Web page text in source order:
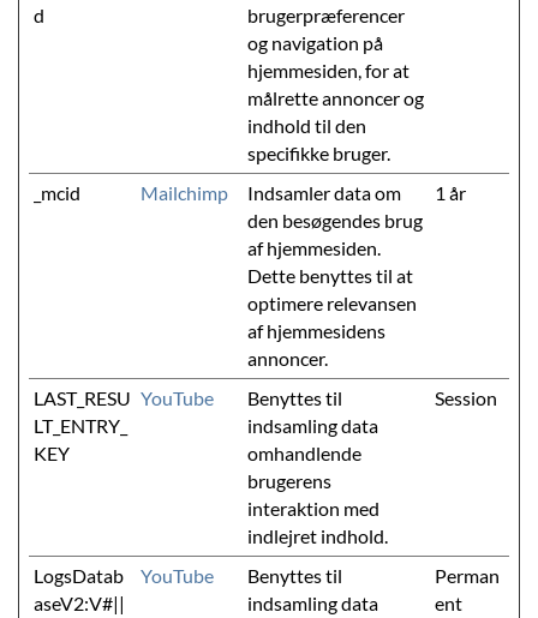
d
brugerpræferencer
og navigation på
hjemmesiden, for at
målrette annoncer og
indhold til den
specifikke bruger.
_mcid Mailchimp
Indsamler data om
den besøgendes brug
af hjemmesiden.
Dette benyttes til at
optimere relevansen
af hjemmesidens
annoncer.
1 år
LAST_RESU
LT_ENTRY_
KEY
YouTube
Benyttes til
indsamling data
omhandlende
brugerens
interaktion med
indlejret indhold.
Session
LogsDatab
aseV2:V#||
YouTube
Benyttes til
indsamling data
Perman
ent